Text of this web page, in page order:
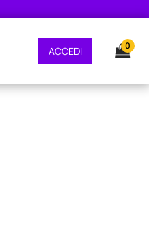
GRATUITA -
ACCEDI 0